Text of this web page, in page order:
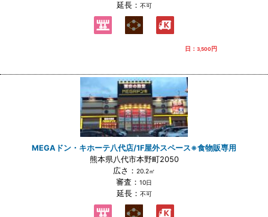
延長： 不可
日： 3,500円
MEGAドン・キホーテ八代店/1F屋外スペース※食物販専用
熊本県八代市本野町2050
広さ： 20.2㎡
審査： 10日
延長： 不可